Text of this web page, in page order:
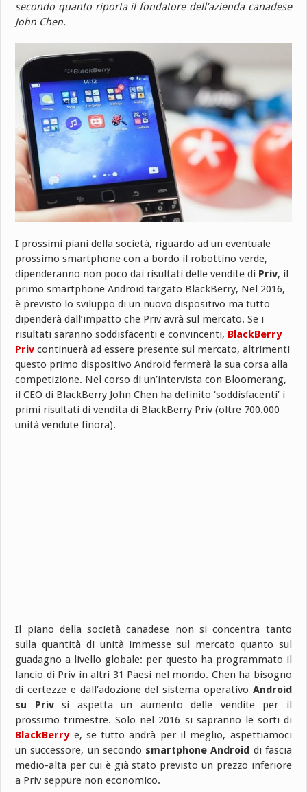
secondo quanto riporta il fondatore dell’azienda canadese
John Chen.
I prossimi piani della società, riguardo ad un eventuale
prossimo smartphone con a bordo il robottino verde,
dipenderanno non poco dai risultati delle vendite di Priv, il
primo smartphone Android targato BlackBerry, Nel 2016,
è previsto lo sviluppo di un nuovo dispositivo ma tutto
dipenderà dall’impatto che Priv avrà sul mercato. Se i
risultati saranno soddisfacenti e convincenti, BlackBerry
Priv continuerà ad essere presente sul mercato, altrimenti
questo primo dispositivo Android fermerà la sua corsa alla
competizione. Nel corso di un’intervista con Bloomerang,
il CEO di BlackBerry John Chen ha definito ‘soddisfacenti’ i
primi risultati di vendita di BlackBerry Priv (oltre 700.000
unità vendute finora).
Il piano della società canadese non si concentra tanto
sulla quantità di unità immesse sul mercato quanto sul
guadagno a livello globale: per questo ha programmato il
lancio di Priv in altri 31 Paesi nel mondo. Chen ha bisogno
di certezze e dall’adozione del sistema operativo Android
su Privsi aspetta un aumento delle vendite per il
prossimo trimestre. Solo nel 2016 si sapranno le sorti di
BlackBerrye, se tutto andrà per il meglio, aspettiamoci
un successore, un secondo smartphone Android di fascia
medio-alta per cui è già stato previsto un prezzo inferiore
a Priv seppure non economico.